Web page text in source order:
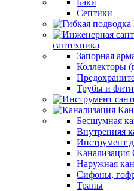
Баки
Септики
сантехника
Запорная
Коллекторы
Трубы и
Бесшумная
Внутренняя
Инструмент
Наружная
Сифоны,
Трапы